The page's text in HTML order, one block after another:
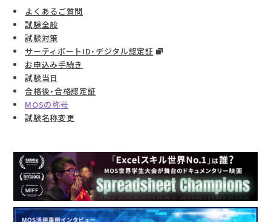
よくあるご質問
試験全般
試験対策
サーティポートID・デジタル認定証
お申込み手続き
試験当日
合格後・合格認定証
MOSの称号
試験名称変更